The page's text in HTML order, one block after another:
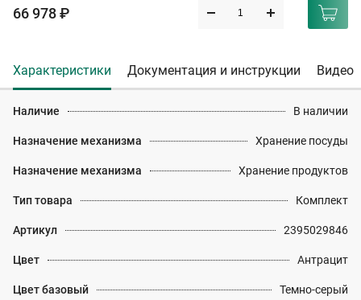
66 978 ₽
Характеристики Документация и инструкции Видео
Наличие В наличии
Назначение механизма Хранение посуды
Назначение механизма Хранение продуктов
Тип товара Комплект
Артикул 2395029846
Цвет Антрацит
Цвет базовый Темно-серый